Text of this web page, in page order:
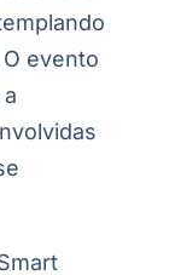
evento